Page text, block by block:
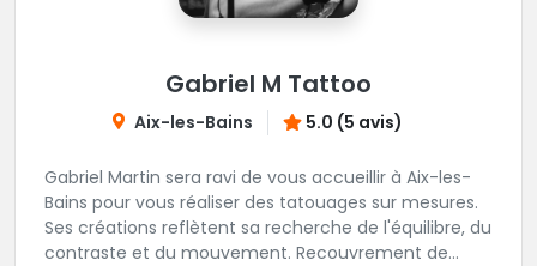
Gabriel M Tattoo
Aix-les-Bains 5.0 (5 avis)
Gabriel Martin sera ravi de vous accueillir à Aix-les-
Bains pour vous réaliser des tatouages sur mesures.
Ses créations reflètent sa recherche de l'équilibre, du
contraste et du mouvement. Recouvrement de